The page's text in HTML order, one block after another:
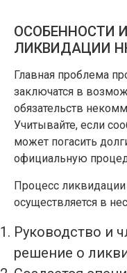
ОСОБЕННОСТИ
ЛИКВИДАЦИИ
Главная проблема
заключатся в
обязательств
Учитывайте, если
может погасить
официальную
Процесс
осуществляется в
Руководство и
решение о